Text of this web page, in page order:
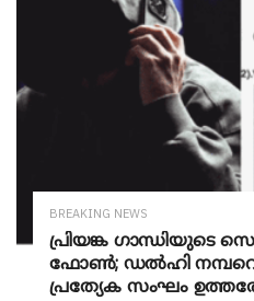
BREAKING NEWS
പ്രിയങ്ക ഗാന്ധിയുടെ
ഫോൺ; ഡൽഹി
പ്രത്യേക സംഘം